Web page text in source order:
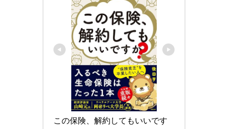
この保険、解約してもいいです